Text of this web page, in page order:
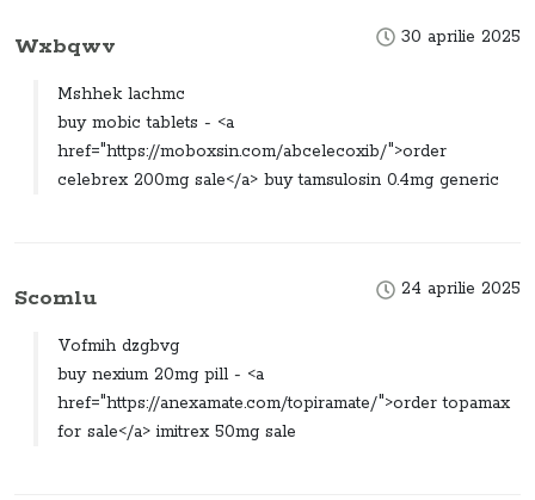
30 aprilie 2025
Wxbqwv
Mshhek lachmc
buy mobic tablets - <a
href="https://moboxsin.com/abcelecoxib/">order
celebrex 200mg sale</a> buy tamsulosin 0.4mg generic
24 aprilie 2025
Scomlu
Vofmih dzgbvg
buy nexium 20mg pill - <a
href="https://anexamate.com/topiramate/">order topamax
for sale</a> imitrex 50mg sale